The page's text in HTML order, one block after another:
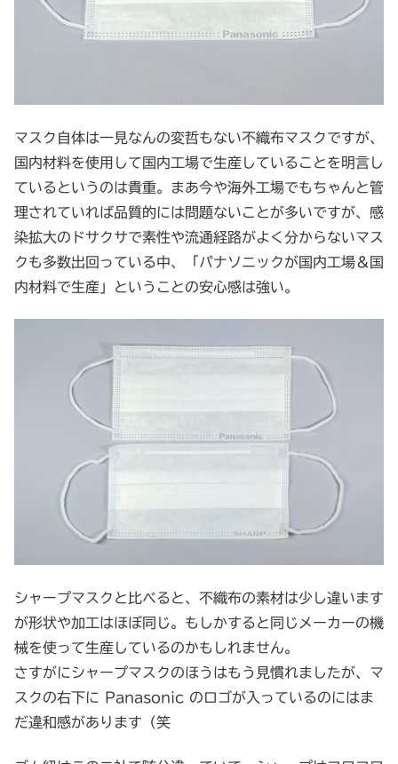
マスク自体は一見なんの変哲もない不織布マスクですが、
国内材料を使用して国内工場で生産していることを明言し
ているというのは貴重。まあ今や海外工場でもちゃんと管
理されていれば品質的には問題ないことが多いですが、感
染拡大のドサクサで素性や流通経路がよく分からないマス
クも多数出回っている中、「パナソニックが国内工場＆国
内材料で生産」ということの安心感は強い。
シャープマスクと比べると、不織布の素材は少し違います
が形状や加工はほぼ同じ。もしかすると同じメーカーの機
械を使って生産しているのかもしれません。
さすがにシャープマスクのほうはもう見慣れましたが、マ
スクの右下に Panasonic のロゴが入っているのにはま
だ違和感があります（笑